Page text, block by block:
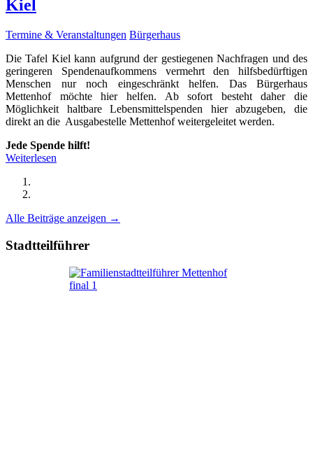
Kiel
Termine & Veranstaltungen Bürgerhaus
Die Tafel Kiel kann aufgrund der gestiegenen Nachfragen und des
geringeren Spendenaufkommens vermehrt den hilfsbedürftigen
Menschen nur noch eingeschränkt helfen. Das Bürgerhaus
Mettenhof möchte hier helfen. Ab sofort besteht daher die
Möglichkeit haltbare Lebensmittelspenden hier abzugeben, die
direkt an die Ausgabestelle Mettenhof weitergeleitet werden.
Jede Spende hilft!
Weiterlesen
Alle Beiträge anzeigen →
Stadtteilführer